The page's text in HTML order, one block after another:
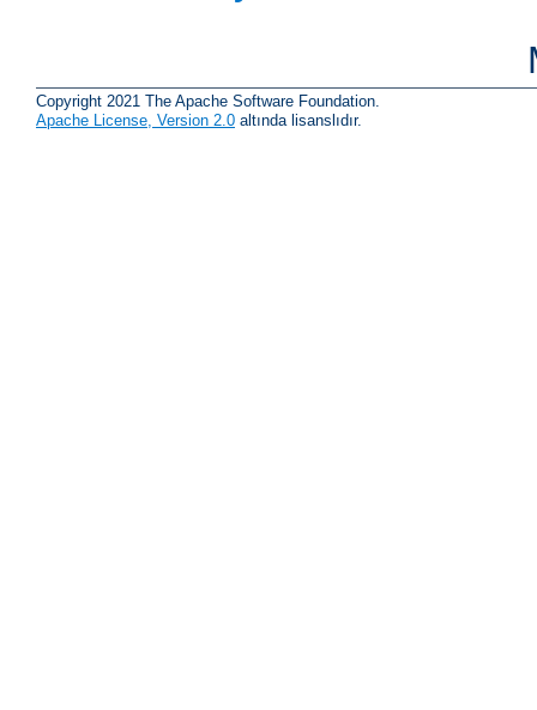
Copyright 2021 The Apache Software Foundation.
Apache License, Version 2.0 altında lisanslıdır.